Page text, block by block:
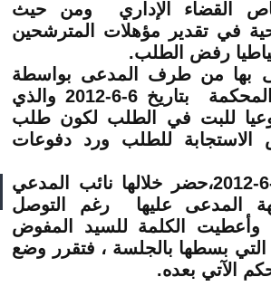
القضاء الإداري ومن حيث
في تقدير مؤهلات المترشحين
رفض الطلب.
بها من طرف المدعى بواسطة
نائبه والمودعة بكتابة ضبط هذه المحكمة بتاريخ 6-6-2012 والذي
للبت في الطلب لكون طلب
الاستجابة للطلب ورد دفوعات
وبناء على عرض القضية بجلسة 7-6-2012،حضر خلالها نائب المدعي
المدعى عليها رغم التوصل
وأعطيت الكلمة للسيد المفوض
التي بسطها بالجلسة ، فتقرر وضع
الآتي بعده.